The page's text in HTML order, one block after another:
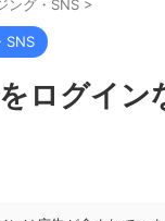
ング・SNS >
SNS
ログイン